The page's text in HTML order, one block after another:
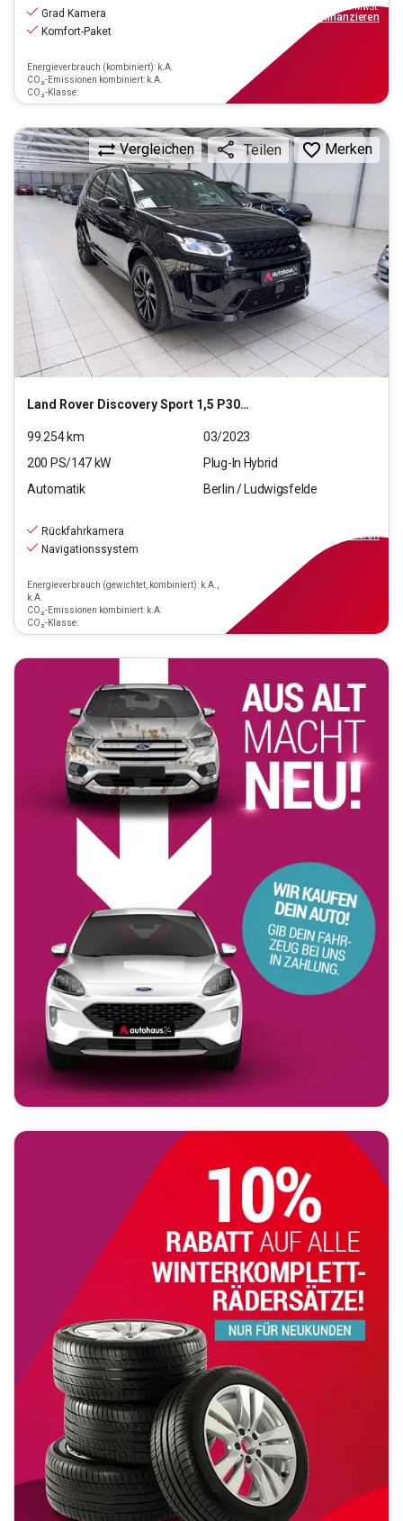
Grad Kamera
Komfort-Paket
Energieverbrauch (kombiniert): k.A.
CO₂-Emissionen kombiniert: k.A.
CO₂-Klasse:
inkl.MwSt.
finanzieren
Land Rover Discovery Sport 1,5 P300e Hybrid SE Hybrid AWD (EU
Vergleichen Teilen Merken
99.254km
03/2023
200 PS/147 kW
Plug-In Hybrid
Automatik
Berlin / Ludwigsfelde
Rückfahrkamera
Navigationssystem
Energieverbrauch (gewichtet, kombiniert): k.A.,
k.A.
CO₂-Emissionen kombiniert: k.A.
CO₂-Klasse:
finanzieren